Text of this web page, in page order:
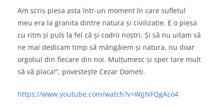
Am scris piesa asta într-un moment în care sufletul
meu era la granita dintre natura și civilizație. E o piesa
cu ritm și puls la fel că și codrii noștri. Și să nu uitam să
ne mai dedicam timp să mângâiem și natura, nu doar
orgoliul din fiecare din noi. Mulțumesc și sper tare mult
să vă placa!”, povestește Cezar Dometi.
https://www.youtube.com/watch?v=WJjNFQgAco4